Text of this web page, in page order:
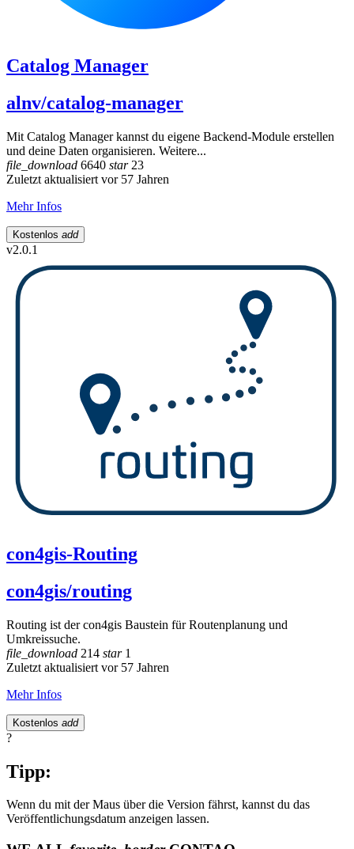
Catalog Manager
alnv/catalog-manager
Mit Catalog Manager kannst du eigene Backend-Module erstellen
und deine Daten organisieren. Weitere...
file_download 6640 star23
Zuletzt aktualisiert vor 57 Jahren
Mehr Infos
Kostenlos add
v2.0.1
con4gis-Routing
con4gis/routing
Routing ist der con4gis Baustein für Routenplanung und
Umkreissuche.
file_download 214 star1
Zuletzt aktualisiert vor 57 Jahren
Mehr Infos
Kostenlos add
?
Tipp:
Wenn du mit der Maus über die Version fährst, kannst du das
Veröffentlichungsdatum anzeigen lassen.